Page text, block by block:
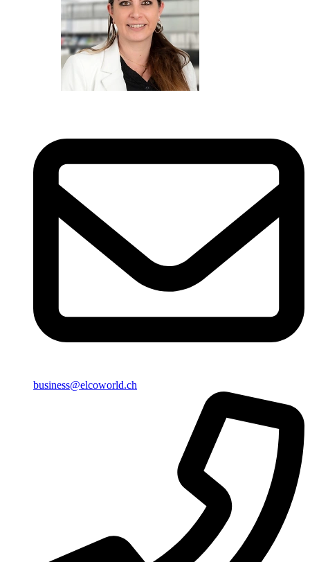
business@elcoworld.ch